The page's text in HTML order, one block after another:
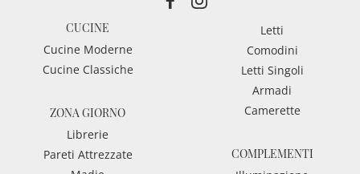
CUCINE
Cucine Moderne
Cucine Classiche
ZONA GIORNO
Librerie
Pareti Attrezzate
Letti
Comodini
Letti Singoli
Armadi
Camerette
COMPLEMENTI